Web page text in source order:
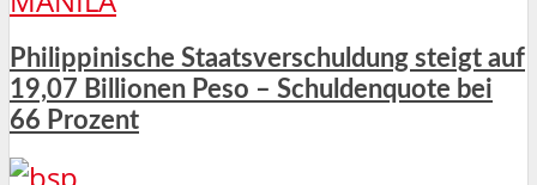
Philippinische Staatsverschuldung steigt auf
19,07 Billionen Peso – Schuldenquote bei
66 Prozent